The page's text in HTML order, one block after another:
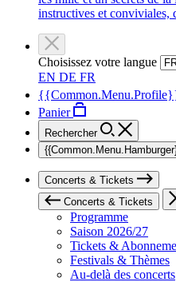
instructives et conviviales,
Choisissez votre langue
EN DE FR
Panier
Rechercher
Concerts & Tickets
Concerts & Tickets
Programme
Saison 2026/27
Tickets &
Festivals & Thèmes
Au-delà des concerts